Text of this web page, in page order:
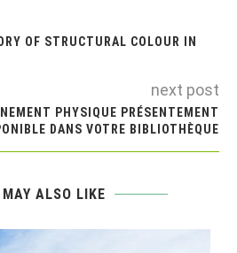
OF STRUCTURAL COLOUR IN
next post
PHYSIQUE PRÉSENTEMENT
DANS VOTRE BIBLIOTHÈQUE
MAY ALSO LIKE